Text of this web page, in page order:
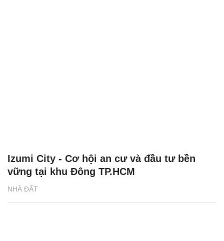
NHÀ ĐẤT
Izumi City - Cơ hội an cư và đầu tư bền
vững tại khu Đông TP.HCM